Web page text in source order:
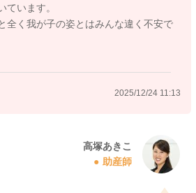
ています。
全く我が子の姿とはみんな違く不安で
2025/12/24 11:13
高塚あきこ
助産師